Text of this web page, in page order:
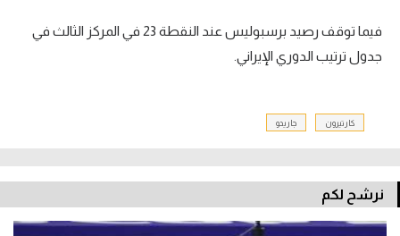
فيما توقف رصيد برسبوليس عند النقطة 23 في المركز الثالث في
جدول ترتيب الدوري الإيراني.
كارتيرون جاريدو
نرشح لكم